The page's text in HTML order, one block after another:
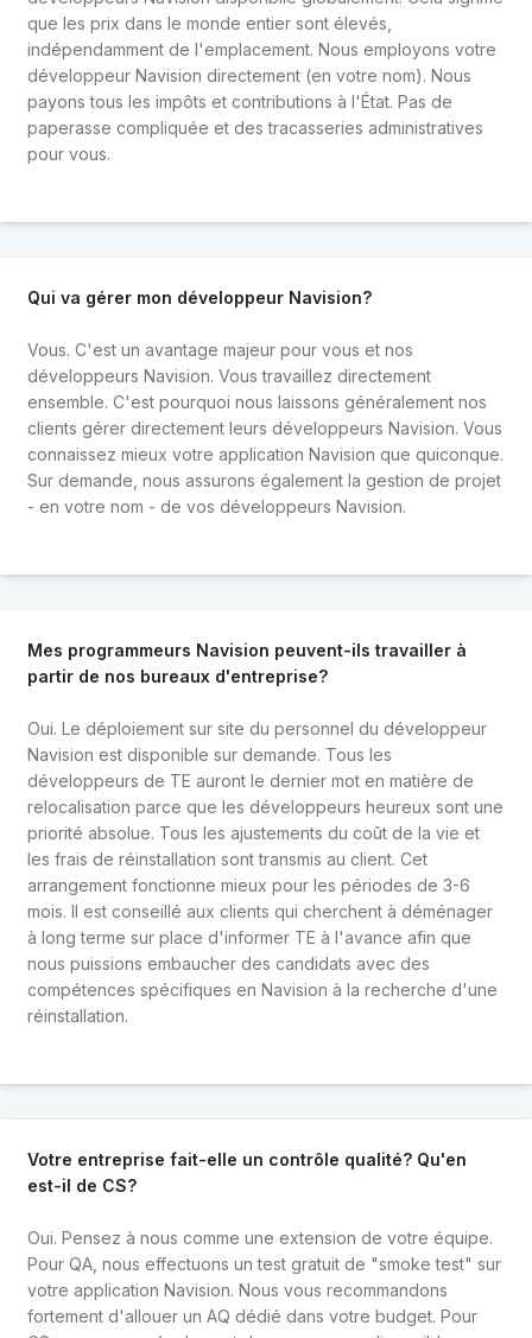
que les prix dans le monde entier sont élevés,
indépendamment de l'emplacement. Nous employons votre
développeur Navision directement (en votre nom). Nous
payons tous les impôts et contributions à l'État. Pas de
paperasse compliquée et des tracasseries administratives
pour vous.
Qui va gérer mon développeur Navision?
Vous. C'est un avantage majeur pour vous et nos
développeurs Navision. Vous travaillez directement
ensemble. C'est pourquoi nous laissons généralement nos
clients gérer directement leurs développeurs Navision. Vous
connaissez mieux votre application Navision que quiconque.
Sur demande, nous assurons également la gestion de projet
- en votre nom - de vos développeurs Navision.
Mes programmeurs Navision peuvent-ils travailler à
partir de nos bureaux d'entreprise?
Oui. Le déploiement sur site du personnel du développeur
Navision est disponible sur demande. Tous les
développeurs de TE auront le dernier mot en matière de
relocalisation parce que les développeurs heureux sont une
priorité absolue. Tous les ajustements du coût de la vie et
les frais de réinstallation sont transmis au client. Cet
arrangement fonctionne mieux pour les périodes de 3-6
mois. Il est conseillé aux clients qui cherchent à déménager
à long terme sur place d'informer TE à l'avance afin que
nous puissions embaucher des candidats avec des
compétences spécifiques en Navision à la recherche d'une
réinstallation.
Votre entreprise fait-elle un contrôle qualité? Qu'en
est-il de CS?
Oui. Pensez à nous comme une extension de votre équipe.
Pour QA, nous effectuons un test gratuit de "smoke test" sur
votre application Navision. Nous vous recommandons
fortement d'allouer un AQ dédié dans votre budget. Pour